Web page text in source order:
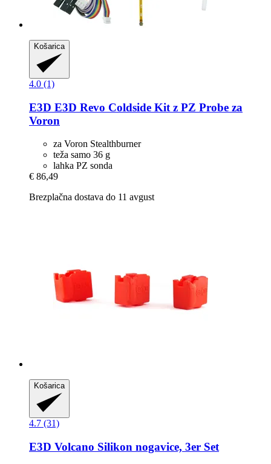
Košarica
4.0 (1)
E3D E3D Revo Coldside Kit z PZ Probe za
Voron
za Voron Stealthburner
teža samo 36 g
lahka PZ sonda
€ 86,49
Brezplačna dostava do 11 avgust
Košarica
4.7 (31)
E3D Volcano Silikon nogavice, 3er Set